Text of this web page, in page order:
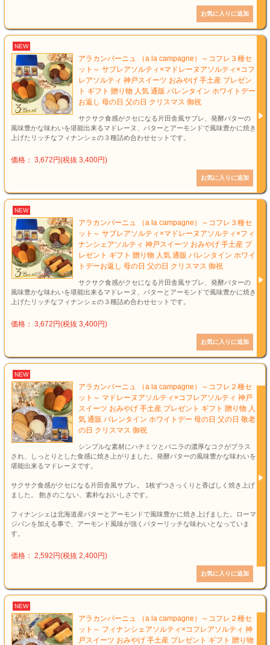
NEW
アラカンパーニュ （a la campagne）～コフレ３種セ
ット～ サブレアソルティ×マドレーヌアソルティ×コフ
レアソルティ 神戸スイーツ おみやげ 手土産 プレゼン
ト ギフト 贈り物 人気 通販 バレンタイン ホワイトデー
お返し 母の日 父の日 クリスマス 御祝
サクサク食感がクセになる片田舎風サブレ、発酵バターの
風味豊かな味わいを堪能出来るマドレーヌ、バターとアーモンドで風味豊かに焼き
上げたリッチなフィナンシェの３種詰め合わせセットです。
価格： 3,672円(税抜 3,400円)
NEW
アラカンパーニュ （a la campagne）～コフレ３種セ
ット～ サブレアソルティ×マドレーヌアソルティ×フィ
ナンシェアソルティ 神戸スイーツ おみやげ 手土産 プ
レゼント ギフト 贈り物 人気 通販 バレンタイン ホワイ
トデーお返し 母の日 父の日 クリスマス 御祝
サクサク食感がクセになる片田舎風サブレ、発酵バターの
風味豊かな味わいを堪能出来るマドレーヌ、バターとアーモンドで風味豊かに焼き
上げたリッチなフィナンシェの３種詰め合わせセットです。
価格： 3,672円(税抜 3,400円)
NEW
アラカンパーニュ （a la campagne）～コフレ２種セ
ット～ マドレーヌアソルティ×コフレアソルティ 神戸
スイーツ おみやげ 手土産 プレゼント ギフト 贈り物 人
気 通販 バレンタイン ホワイトデー 母の日 父の日 敬老
の日 クリスマス 御祝
シンプルな素材にハチミツとバニラの濃厚なコクがプラス
され、しっとりとした食感に焼き上がりました。発酵バターの風味豊かな味わいを
堪能出来るマドレーヌです。
サクサク食感がクセになる片田舎風サブレ。 1枚ずつさっくりと香ばしく焼き上げ
ました。 飽きのこない、素朴なおいしさです。
フィナンシェは北海道産バターとアーモンドで風味豊かに焼き上げました。ローマ
ジパンを加える事で、アーモンド風味が強くバターリッチな味わいとなっていま
す。
価格： 2,592円(税抜 2,400円)
NEW
アラカンパーニュ （a la campagne）～コフレ２種セ
ット～ フィナンシェアソルティ×コフレアソルティ 神
戸スイーツ おみやげ 手土産 プレゼント ギフト 贈り物